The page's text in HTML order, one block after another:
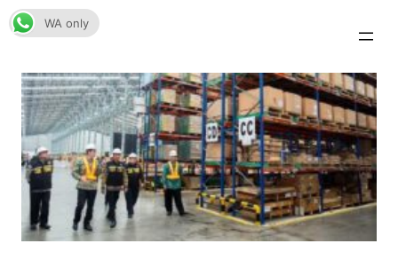
Skip
to
WA only